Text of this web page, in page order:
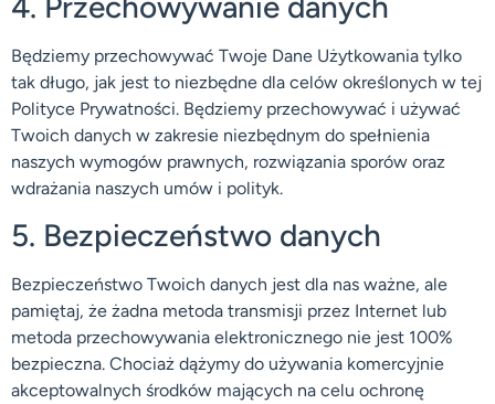
Będziemy przechowywać Twoje Dane Użytkowania tylko
tak długo, jak jest to niezbędne dla celów określonych w tej
Polityce Prywatności. Będziemy przechowywać i używać
Twoich danych w zakresie niezbędnym do spełnienia
naszych wymogów prawnych, rozwiązania sporów oraz
wdrażania naszych umów i polityk.
5. Bezpieczeństwo danych
Bezpieczeństwo Twoich danych jest dla nas ważne, ale
pamiętaj, że żadna metoda transmisji przez Internet lub
metoda przechowywania elektronicznego nie jest 100%
bezpieczna. Chociaż dążymy do używania komercyjnie
akceptowalnych środków mających na celu ochronę